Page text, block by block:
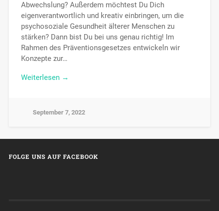
Abwechslung? Außerdem möchtest Du Dich
eigenverantwortlich und kreativ einbringen, um die
psychosoziale Gesundheit älterer Menschen zu
stärken? Dann bist Du bei uns genau richtig! Im
Rahmen des Präventionsgesetzes entwickeln wir
Konzepte zur…
Weiterlesen →
September 7, 2022
FOLGE UNS AUF FACEBOOK